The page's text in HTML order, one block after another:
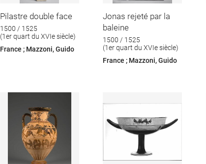
Pilastre double face
1500 / 1525
(1er quart du XVIe siècle)
France ; Mazzoni, Guido
Jonas rejeté par la
baleine
1500 / 1525
(1er quart du XVIe siècle)
France ; Mazzoni, Guido